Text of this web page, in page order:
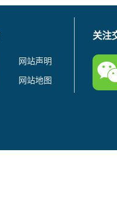
网站声明
网站地图
关注